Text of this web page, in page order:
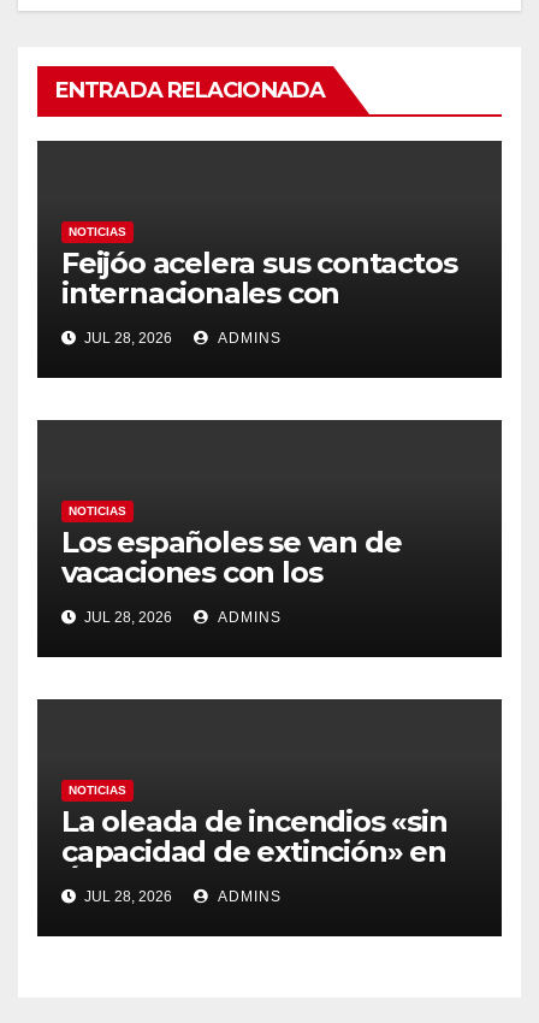
ENTRADA RELACIONADA
NOTICIAS
Feijóo acelera sus contactos
internacionales con
Latinoamérica como socio
prioritario en su agenda de
gobierno
JUL 28, 2026 ADMINS
NOTICIAS
Los españoles se van de
vacaciones con los
carburantes hasta un 21%
más caros que el año pasado
y los hoteles disparados
JUL 28, 2026 ADMINS
NOTICIAS
La oleada de incendios «sin
capacidad de extinción» en
Ávila y al oeste de Madrid
obliga a declarar la
emergencia nacional
JUL 28, 2026 ADMINS